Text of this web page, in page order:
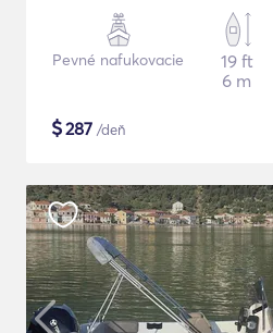
Pevné nafukovacie
19 ft
6 m
$287 /deň